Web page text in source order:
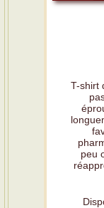
T-shirt
peu